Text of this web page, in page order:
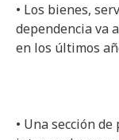
• Los bienes,
dependencia va
en los últimos
• Una sección